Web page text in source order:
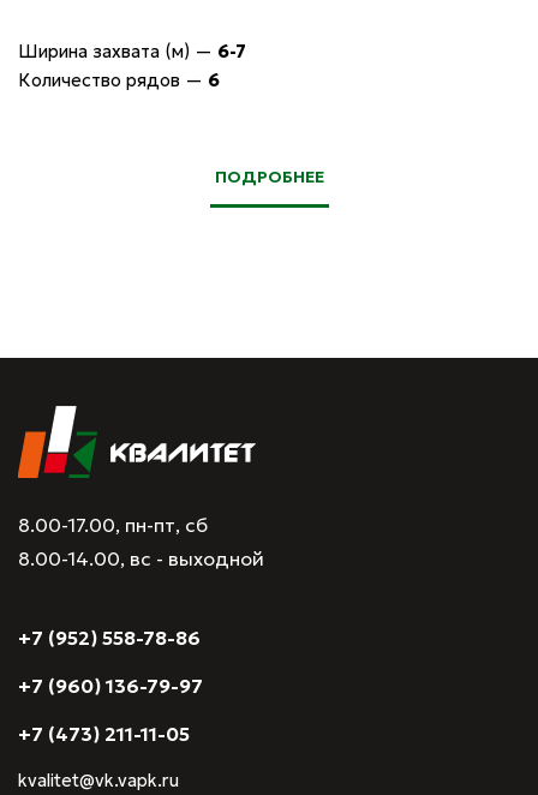
Ширина захвата (м) — 6-7
Количество рядов — 6
ПОДРОБНЕЕ
8.00-17.00, пн-пт, сб
8.00-14.00, вс - выходной
+7 (952) 558-78-86
+7 (960) 136-79-97
+7 (473) 211-11-05
kvalitet@vk.vapk.ru